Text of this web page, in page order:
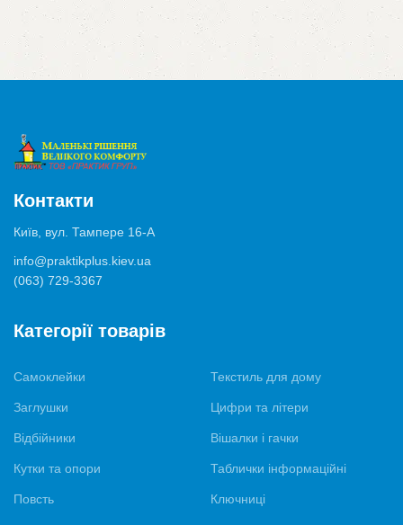
Контакти
Київ, вул. Тампере 16-А
info@praktikplus.kiev.ua
(063) 729-3367
Категорії товарів
Самоклейки
Заглушки
Відбійники
Кутки та опори
Повсть
Текстиль для дому
Цифри та літери
Вішалки і гачки
Таблички інформаційні
Ключниці